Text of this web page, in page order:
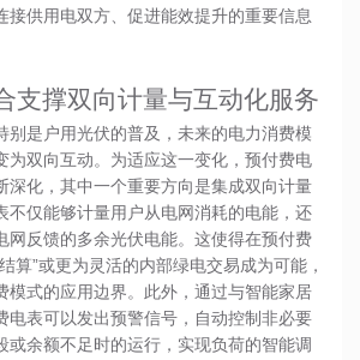
接供用电双方、促进能效提升的重要信息
支撑双向计量与互动化服务
别是户用光伏的普及，未来的电力消费模
为双向互动。为适应这一变化，预付费电
深化，其中一个重要方向是集成双向计量
不仅能够计量用户从电网消耗的电能，还
网反馈的多余光伏电能。这使得在预付费
算”或更为灵活的内部绿电交易成为可能，
模式的应用边界。此外，通过与智能家居
电表可以发出预警信号，自动控制非必要
或余额不足时的运行，实现负荷的智能调